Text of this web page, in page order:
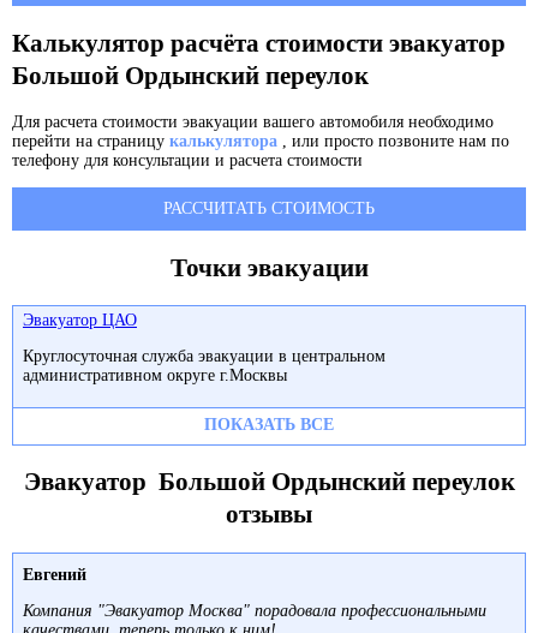
Калькулятор расчёта стоимости эвакуатор
Большой Ордынский переулок
Для расчета стоимости эвакуации вашего автомобиля необходимо
перейти на страницу калькулятора , или просто позвоните нам по
телефону для консультации и расчета стоимости
РАССЧИТАТЬ СТОИМОСТЬ
Точки эвакуации
Эвакуатор ЦАО
Круглосуточная служба эвакуации в центральном
административном округе г.Москвы
ПОКАЗАТЬ ВСЕ
Эвакуатор Большой Ордынский переулок
отзывы
Евгений
Компания "Эвакуатор Москва" порадовала профессиональными